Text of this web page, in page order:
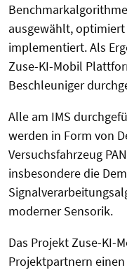
ausgewählt,
implementiert. Als
Zuse-KI-Mobil
Beschleuniger
Alle am IMS
werden in Form von
Versuchsfahrzeug
insbesondere die
moderner Sensorik.
Das Projekt Zuse-KI-
Projektpartnern